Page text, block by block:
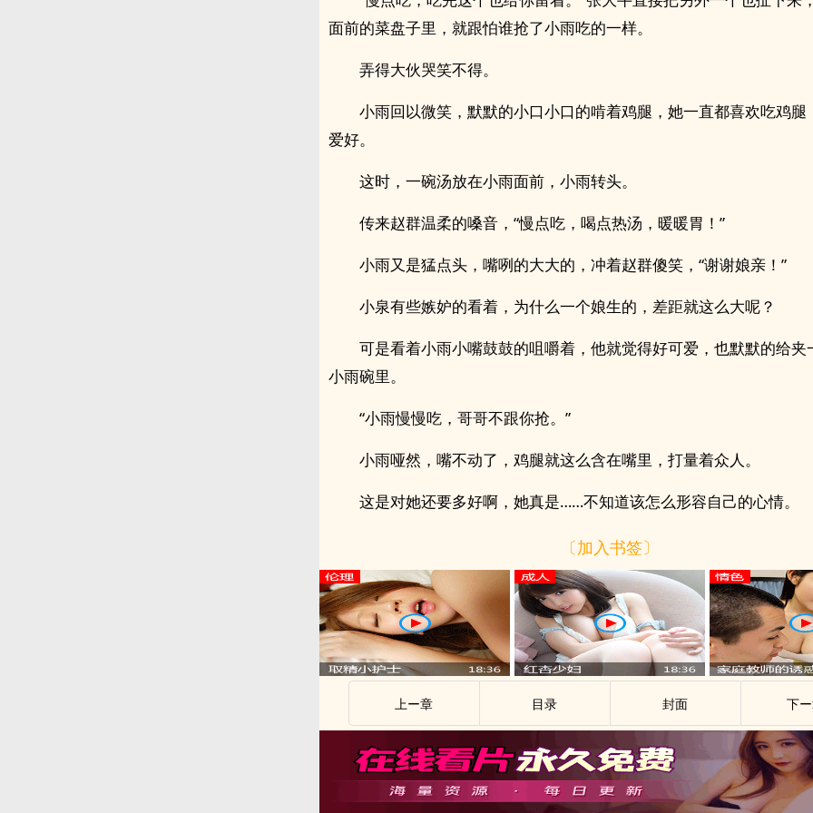
面前的菜盘子里，就跟怕谁抢了小雨吃的一样。
弄得大伙哭笑不得。
小雨回以微笑，默默的小口小口的啃着鸡腿，她一直都喜欢吃鸡腿
爱好。
这时，一碗汤放在小雨面前，小雨转头。
传来赵群温柔的嗓音，“慢点吃，喝点热汤，暖暖胃！”
小雨又是猛点头，嘴咧的大大的，冲着赵群傻笑，“谢谢娘亲！”
小泉有些嫉妒的看着，为什么一个娘生的，差距就这么大呢？
可是看着小雨小嘴鼓鼓的咀嚼着，他就觉得好可爱，也默默的给夹
小雨碗里。
“小雨慢慢吃，哥哥不跟你抢。”
小雨哑然，嘴不动了，鸡腿就这么含在嘴里，打量着众人。
这是对她还要多好啊，她真是……不知道该怎么形容自己的心情。
〔加入书签〕
上ー章 目录 封面 下